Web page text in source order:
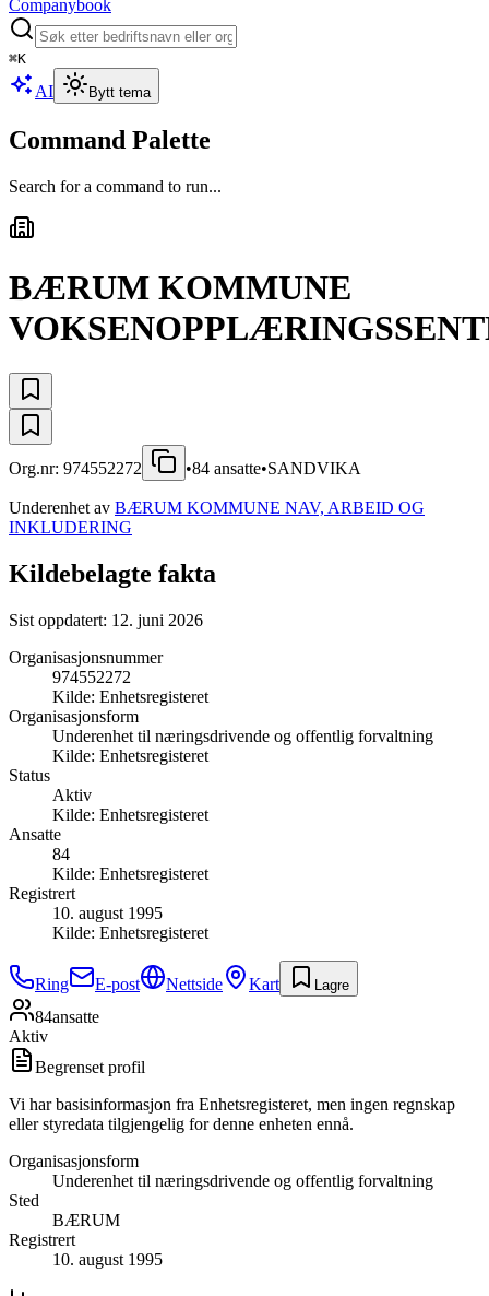
Companybook
⌘K
AI Bytt tema
Command Palette
Search for a command to run...
BÆRUM KOMMUNE
Org.nr: 974552272 •84 ansatte•SANDVIKA
Underenhet av BÆRUM KOMMUNE NAV, ARBEID OG
INKLUDERING
Kildebelagte fakta
Sist oppdatert: 12. juni 2026
Organisasjonsnummer
974552272
Kilde: Enhetsregisteret
Organisasjonsform
Underenhet til næringsdrivende og offentlig forvaltning
Kilde: Enhetsregisteret
Status
Aktiv
Kilde: Enhetsregisteret
Ansatte
84
Kilde: Enhetsregisteret
Registrert
10. august 1995
Kilde: Enhetsregisteret
Ring E-post Nettside Kart Lagre
84ansatte
Aktiv
Begrenset profil
Vi har basisinformasjon fra Enhetsregisteret, men ingen regnskap
eller styredata tilgjengelig for denne enheten ennå.
Organisasjonsform
Underenhet til næringsdrivende og offentlig forvaltning
Sted
BÆRUM
Registrert
10. august 1995